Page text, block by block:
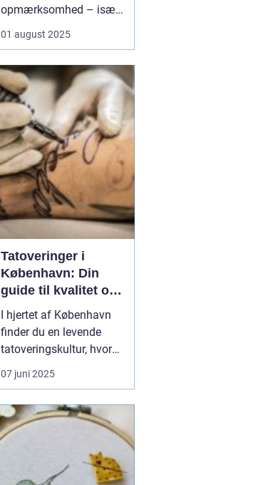
opmærksomhed – især
Med alderen bliver
og mister sin naturlige
elasticitet, hvilket gør
den mere modtagelig o...
01 august 2025
Tatoveringer i
København: Din
guide til kvalitet og
kreativitet
I hjertet af København
finder du en levende
tatoveringskultur, hvor
kunst og personlig
udtryk står i centrum.
tatovørstudier tilbyder en
bred vifte af stilarter, der
passer til enhver smag
og personlighed. Fra
07 juni 2025